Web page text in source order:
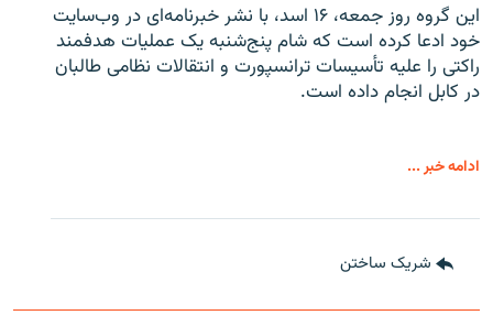
این گروه روز جمعه، ۱۶ اسد، با نشر خبرنامه‌ای در وب‌سایت
خود ادعا کرده است که شام پنج‌شنبه یک عملیات هدفمند
راکتی را علیه تأسیسات ترانسپورت و انتقالات نظامی طالبان
در کابل انجام داده است.
ادامه خبر ...
شریک ساختن